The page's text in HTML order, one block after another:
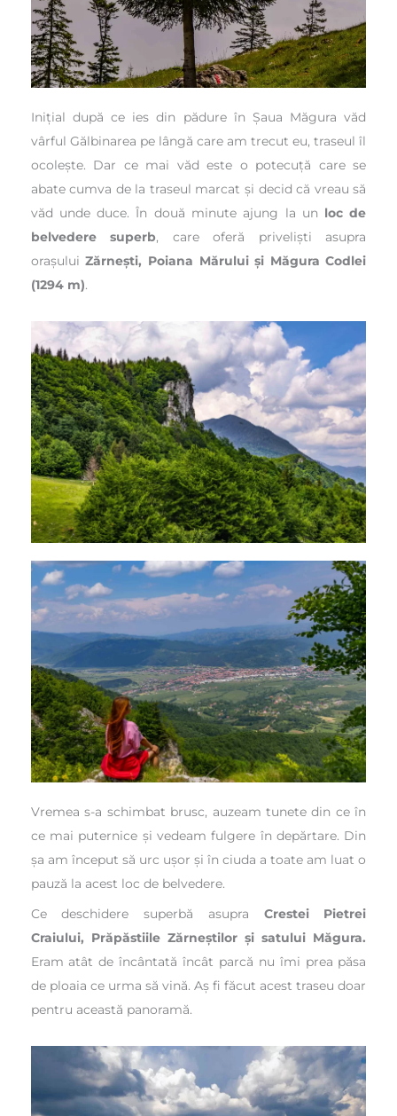
Inițial după ce ies din pădure în Șaua Măgura văd
vârful Gălbinarea pe lângă care am trecut eu, traseul îl
ocolește. Dar ce mai văd este o potecuță care se
abate cumva de la traseul marcat și decid că vreau să
văd unde duce. În două minute ajung la un loc de
belvedere superb, care oferă priveliști asupra
orașuluiZărnești, Poiana Mărului și Măgura Codlei
(1294 m).
Vremea s-a schimbat brusc, auzeam tunete din ce în
ce mai puternice și vedeam fulgere în depărtare. Din
șa am început să urc ușor și în ciuda a toate am luat o
pauză la acest loc de belvedere.
Ce deschidere superbă asupra Crestei
Pietrei
Craiului, Prăpăstiile Zărneștilor și satului Măgura.
Eram atât de încântată încât parcă nu îmi prea păsa
de ploaia ce urma să vină. Aș fi făcut acest traseu doar
pentru această panoramă.